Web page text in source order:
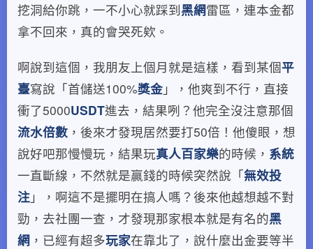
挖洞給你跳，一不小心就踩到黑網雷區，連本金都
拿不回來，真的會哭死欸。
啊說到這個，我朋友上個月就是這樣，看到某個平
臺寫說「首儲送100%獎金」，他爽到不行，直接
衝了5000USDT進去，結果咧？他完全沒注意那個
流水倍數 ，後來才發現居然要打50倍！他傻眼，想
說好吧那慢慢玩，結果玩真人百家樂的時候， 系統
一直斷線，不然就是贏錢的時候突然說「無效投
注」，啊這不是擺明在搞人嗎？後來他越想越不對
勁，去社團一查，才發現那家根本就是有名的黑
網 ，已經有超多玩家在靠北了，說什麼出金要等半